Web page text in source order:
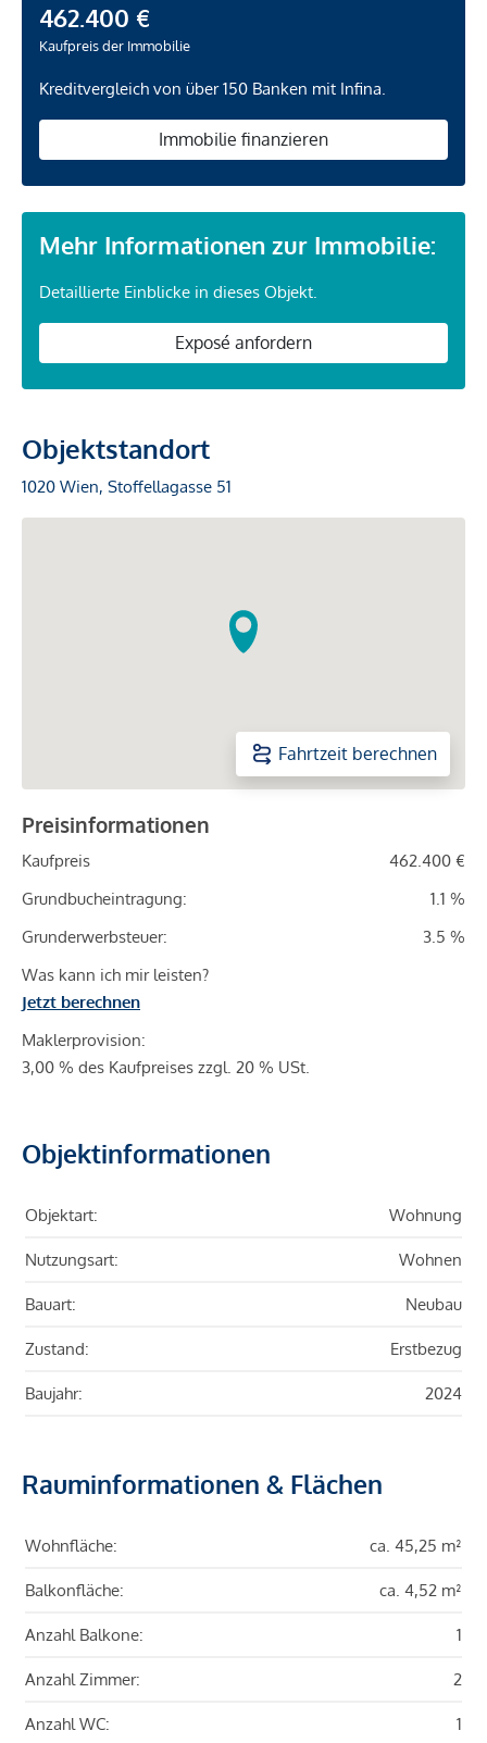
462.400 €
Kaufpreis der Immobilie
Kreditvergleich von über 150 Banken mit Infina.
Immobilie finanzieren
Mehr Informationen zur Immobilie:
Detaillierte Einblicke in dieses Objekt.
Exposé anfordern
Objektstandort
1020 Wien, Stoffellagasse 51
Fahrtzeit berechnen
Preisinformationen
Kaufpreis
462.400 €
Grundbucheintragung:
1.1 %
Grunderwerbsteuer:
3.5 %
Was kann ich mir leisten?
Jetzt berechnen
Maklerprovision:
3,00 % des Kaufpreises zzgl. 20 % USt.
Objektinformationen
Objektart: Wohnung
Nutzungsart: Wohnen
Bauart: Neubau
Zustand: Erstbezug
Baujahr: 2024
Rauminformationen & Flächen
Wohnfläche: ca. 45,25 m²
Balkonfläche: ca. 4,52 m²
Anzahl Balkone: 1
Anzahl Zimmer: 2
Anzahl WC: 1